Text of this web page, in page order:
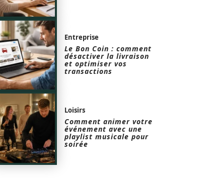
Entreprise
Le Bon Coin : comment
désactiver la livraison
et optimiser vos
transactions
Loisirs
Comment animer votre
événement avec une
playlist musicale pour
soirée